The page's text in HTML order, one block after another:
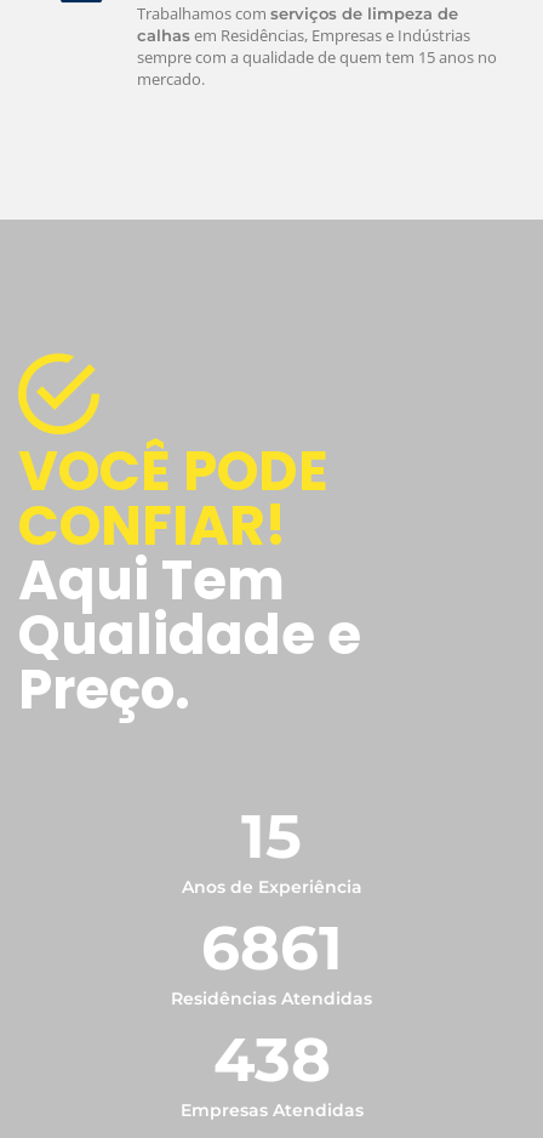
Trabalhamos com serviços de limpeza de
calhasem Residências, Empresas e Indústrias
sempre com a qualidade de quem tem 15 anos no
mercado.
VOCÊ PODE
CONFIAR!
Aqui Tem
Qualidade e
Preço.
15
Anos de Experiência
6861
Residências Atendidas
438
Empresas Atendidas